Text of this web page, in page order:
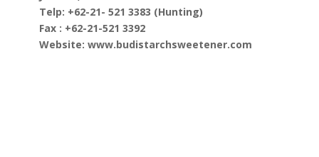
Telp: +62-21- 521 3383 (Hunting)
Fax : +62-21-521 3392
Website: www.budistarchsweetener.com